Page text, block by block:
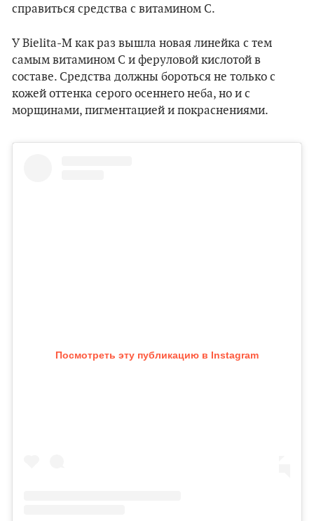
справиться средства с витамином С.
У Bielita-M как раз вышла новая линейка с тем
самым витамином С и феруловой кислотой в
составе. Средства должны бороться не только с
кожей оттенка серого осеннего неба, но и с
морщинами, пигментацией и покраснениями.
Посмотреть эту публикацию в Instagram